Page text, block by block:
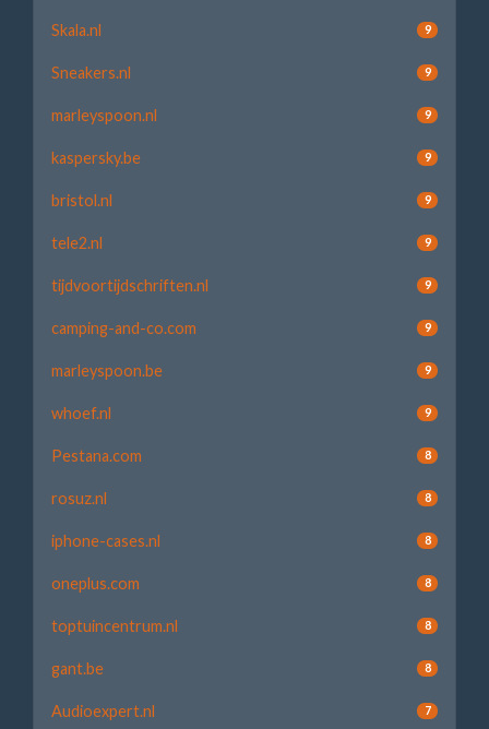
Skala.nl 9
Sneakers.nl 9
marleyspoon.nl 9
kaspersky.be 9
bristol.nl 9
tele2.nl 9
tijdvoortijdschriften.nl 9
camping-and-co.com 9
marleyspoon.be 9
whoef.nl 9
Pestana.com 8
rosuz.nl 8
iphone-cases.nl 8
oneplus.com 8
toptuincentrum.nl 8
gant.be 8
Audioexpert.nl 7